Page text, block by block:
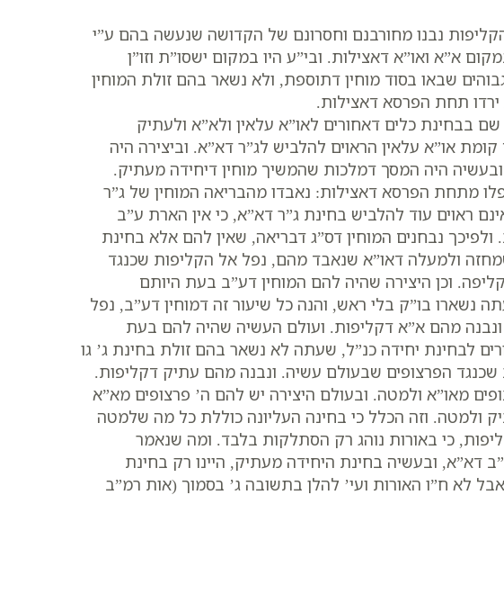
נבנו מחורבנם וחסרונם של הקדושה שנעשה בהם ע”י
א”א ואו”א דאצילות. ובי”ע היו במקום ישסו”ת וזו”ן
שבאו בסוד מוחין דתוספת, ולא נשאר בהם זולת המוחין
ירדו תחת הפרסא דאצילות.
בבחינת כלים דאחורים לאו”א עלאין ולא”א ולעתיק
או”א עלאין הראוים להלביש לג”ר דא”א. וביצירה היה
היה המסך דמלכות שהמשיך מוחין דיחידה מעתיק.
מתחת הפרסא דאצילות: נאבדו מהבריאה המוחין של ג”ר
ראוים עוד להלביש בחינת ג”ר דא”א, כי אין הארת ע”ב
נבחנים המוחין דס”ג דבריאה, שאין להם אלא בחינת
ולמעלה דאו”א שנאבד מהם, נפל אל הקליפות שכנגד
וכן היצירה שהיה להם המוחין דע”ב בעת היותם
נשארו בו”ק בלי ראש, והנה כל שיעור זה דמוחין דע”ב, נפל
מהם א”א דקליפות. ועולם העשיה שהיה להם בעת
לבחינת יחידה כנ”ל, שעתה לא נשאר בהם זולת בחינת ג’ גו
שכנגד הפרצופים שבעולם עשיה. ונבנה מהם עתיק דקליפות.
מאו”א ולמטה. ובעולם היצירה יש להם ה’ פרצופים מא”א
ולמטה. וזה הכלל כי בחינה העליונה כוללת כל מה שלמטה
כי באורות נוהג רק הסתלקות בלבד. ומה שנאמר
דא”א, ובעשיה בחינת היחידה מעתיק, היינו רק בחינת
לא ח”ו האורות ועי’ להלן בתשובה ג’ בסמוך (אות רמ”ב